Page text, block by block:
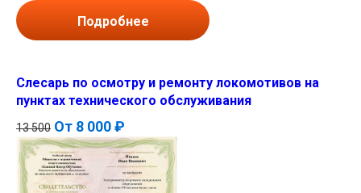
Подробнее
Слесарь по осмотру и ремонту локомотивов на
пунктах технического обслуживания
13 500 От 8 000 ₽